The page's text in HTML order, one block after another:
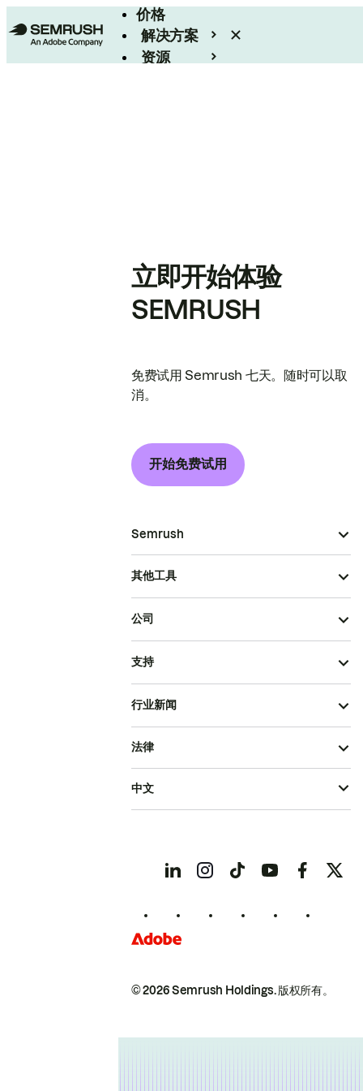
价格
解决方案
资源
立即开始体验
SEMRUSH
免费试用 Semrush 七天。随时可以取
消。
开始免费试用
Semrush
其他工具
公司
支持
行业新闻
© 2026 Semrush Holdings.版权所有。
法律
中文